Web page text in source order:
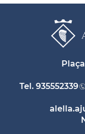
Tel. 935552339